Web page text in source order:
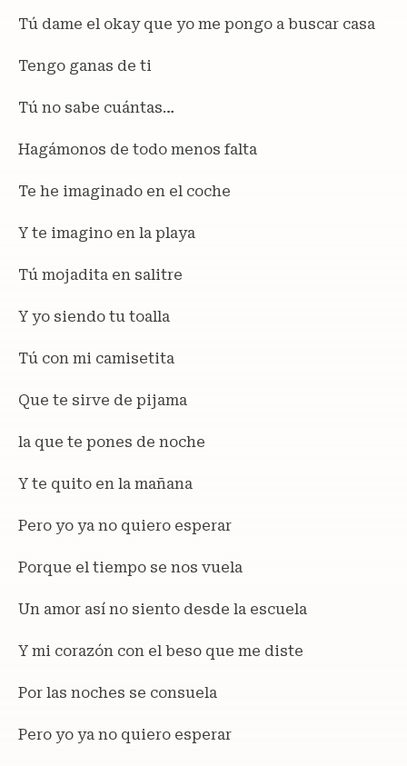
Tú dame el okay que yo me pongo a buscar casa
Tengo ganas de ti
Tú no sabe cuántas…
Hagámonos de todo menos falta
Te he imaginado en el coche
Y te imagino en la playa
Tú mojadita en salitre
Y yo siendo tu toalla
Tú con mi camisetita
Que te sirve de pijama
la que te pones de noche
Y te quito en la mañana
Pero yo ya no quiero esperar
Porque el tiempo se nos vuela
Un amor así no siento desde la escuela
Y mi corazón con el beso que me diste
Por las noches se consuela
Pero yo ya no quiero esperar